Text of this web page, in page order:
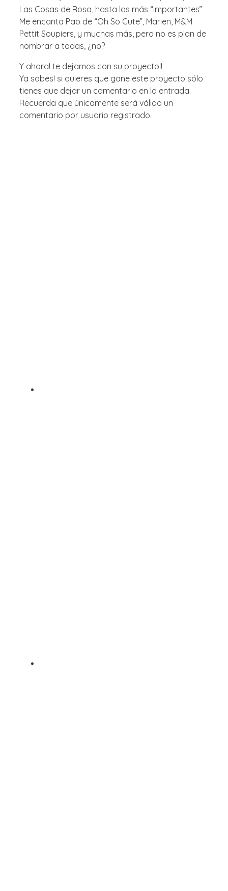
Las Cosas de Rosa, hasta las más “importantes”
Me encanta Pao de “Oh So Cute”, Marien, M&M
Pettit Soupiers, y muchas más, pero no es plan de
nombrar a todas, ¿no?
Y ahora! te dejamos con su proyecto!!
Ya sabes! si quieres que gane este proyecto sólo
tienes que dejar un comentario en la entrada.
Recuerda que únicamente será válido un
comentario por usuario registrado.